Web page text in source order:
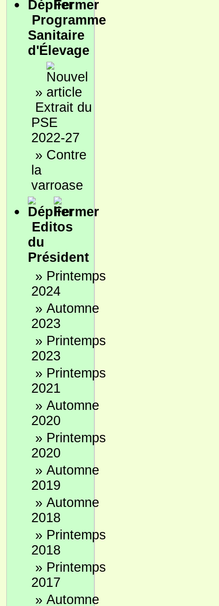
Programme
Sanitaire
d'Élevage
»
Extrait du
PSE
2022-27
» Contre
la
varroase
Editos
du
Président
» Printemps
2024
» Automne
2023
» Printemps
2023
» Printemps
2021
» Automne
2020
» Printemps
2020
» Automne
2019
» Automne
2018
» Printemps
2018
» Printemps
2017
» Automne